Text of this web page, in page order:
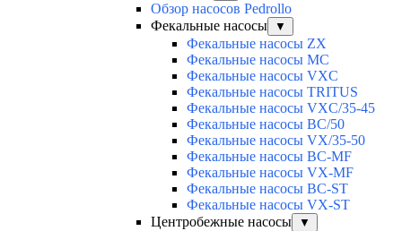
Обзор насосов Pedrollo
Фекальные насосы
▼
Фекальные насосы ZX
Фекальные насосы MC
Фекальные насосы VXC
Фекальные насосы TRITUS
Фекальные насосы VXC/35-45
Фекальные насосы BC/50
Фекальные насосы VX/35-50
Фекальные насосы BC-MF
Фекальные насосы VX-MF
Фекальные насосы BC-ST
Фекальные насосы VX-ST
Центробежные насосы
▼